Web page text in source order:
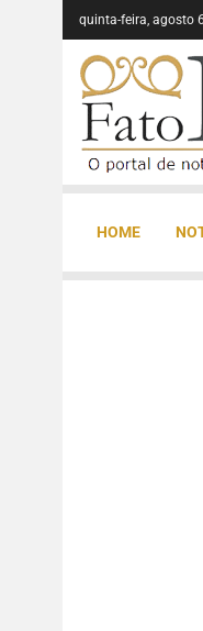
quinta-feira, agosto
HOME